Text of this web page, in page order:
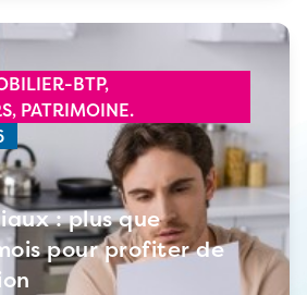
BTP,
PATRIMOINE.
: plus que
pour profiter de